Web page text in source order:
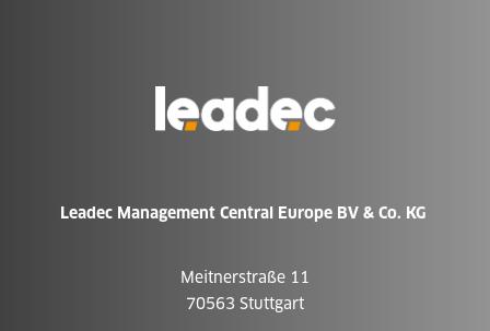
Homepage
Leadec Management Central Europe BV & Co. KG
Meitnerstraße 11
70563 Stuttgart